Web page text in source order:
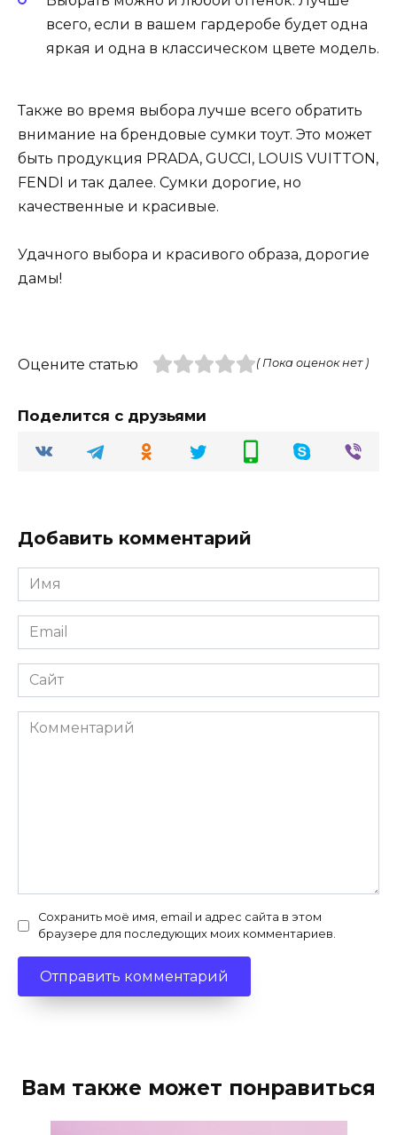
всего, если в вашем гардеробе будет одна
яркая и одна в классическом цвете модель.
Также во время выбора лучше всего обратить
внимание на брендовые сумки тоут. Это может
быть продукция PRADA, GUCCI, LOUIS VUITTON,
FENDI и так далее. Сумки дорогие, но
качественные и красивые.
Удачного выбора и красивого образа, дорогие
дамы!
Оцените статью ( Пока оценок нет )
Поделится с друзьями
Добавить комментарий
Имя
Email
Сайт
Комментарий
Сохранить моё имя, email и адрес сайта в этом
браузере для последующих моих комментариев.
Вам также может понравиться